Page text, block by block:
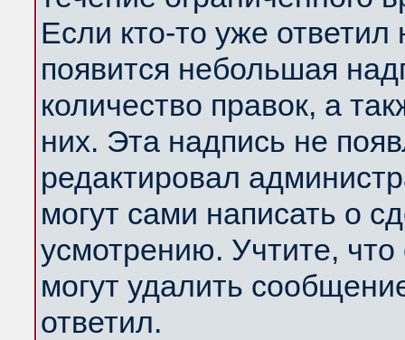
Если кто-то уже
появится небольшая
количество правок, а
них. Эта надпись не
редактировал
могут сами написать о
усмотрению. Учтите,
могут удалить
ответил.